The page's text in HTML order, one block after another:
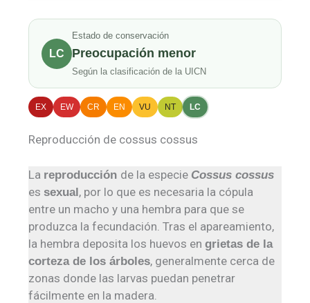
LC
Estado de conservación
Preocupación menor
Según la clasificación de la UICN
EX EW CR EN VU NT LC
Reproducción de cossus cossus
La reproducción de la especie Cossuscossus
es sexual, por lo que es necesaria la cópula
entre un macho y una hembra para que se
produzca la fecundación. Tras el apareamiento,
la hembra deposita los huevos engrietas de la
corteza de los árboles, generalmente cerca de
zonas donde las larvas puedan penetrar
fácilmente en la madera.